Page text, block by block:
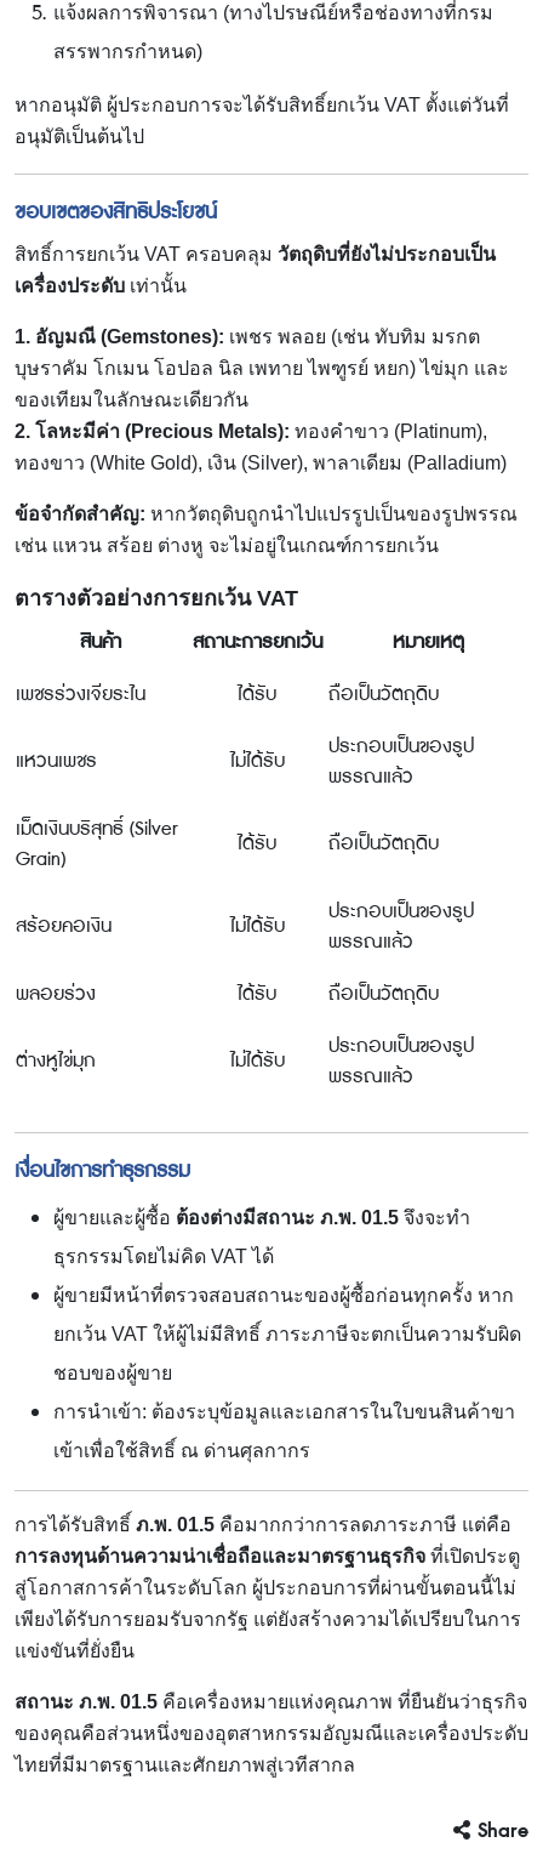
แจ้งผลการพิจารณา (ทางไปรษณีย์หรือช่องทางที่กรม
สรรพากรกำหนด)
หากอนุมัติ ผู้ประกอบการจะได้รับสิทธิ์ยกเว้น VAT ตั้งแต่วันที่
อนุมัติเป็นต้นไป
ขอบเขตของสิทธิประโยชน์
สิทธิ์การยกเว้น VAT ครอบคลุม วัตถุดิบที่ยังไม่ประกอบเป็น
เครื่องประดับ เท่านั้น
1. อัญมณี (Gemstones): เพชร พลอย (เช่น ทับทิม มรกต
บุษราคัม โกเมน โอปอล นิล เพทาย ไพฑูรย์ หยก) ไข่มุก และ
ของเทียมในลักษณะเดียวกัน
2. โลหะมีค่า (Precious Metals): ทองคำขาว (Platinum),
ทองขาว (White Gold), เงิน (Silver), พาลาเดียม (Palladium)
ข้อจำกัดสำคัญ: หากวัตถุดิบถูกนำไปแปรรูปเป็นของรูปพรรณ
เช่น แหวน สร้อย ต่างหู จะไม่อยู่ในเกณฑ์การยกเว้น
ตารางตัวอย่างการยกเว้น VAT
สินค้า สถานะการยกเว้น
หมายเหตุ
เพชรร่วงเจียระไน
ได้รับ ถือเป็นวัตถุดิบ
แหวนเพชร ไม่ได้รับ
ประกอบเป็นของรูป
พรรณแล้ว
เม็ดเงินบริสุทธิ์ (Silver
Grain)
ได้รับ ถือเป็นวัตถุดิบ
สร้อยคอเงิน ไม่ได้รับ
ประกอบเป็นของรูป
พรรณแล้ว
พลอยร่วง
ได้รับ ถือเป็นวัตถุดิบ
ต่างหูไข่มุก ไม่ได้รับ
ประกอบเป็นของรูป
พรรณแล้ว
เงื่อนไขการทำธุรกรรม
ผู้ขายและผู้ซื้อ ต้องต่างมีสถานะ ภ.พ. 01.5 จึงจะทำ
ธุรกรรมโดยไม่คิด VAT ได้
ผู้ขายมีหน้าที่ตรวจสอบสถานะของผู้ซื้อก่อนทุกครั้ง หาก
ยกเว้น VAT ให้ผู้ไม่มีสิทธิ์ ภาระภาษีจะตกเป็นความรับผิด
ชอบของผู้ขาย
การนำเข้า: ต้องระบุข้อมูลและเอกสารในใบขนสินค้าขา
เข้าเพื่อใช้สิทธิ์ ณ ด่านศุลกากร
การได้รับสิทธิ์ ภ.พ. 01.5 คือมากกว่าการลดภาระภาษี แต่คือ
การลงทุนด้านความน่าเชื่อถือและมาตรฐานธุรกิจ ที่เปิดประตู
สู่โอกาสการค้าในระดับโลก ผู้ประกอบการที่ผ่านขั้นตอนนี้ไม่
เพียงได้รับการยอมรับจากรัฐ แต่ยังสร้างความได้เปรียบในการ
แข่งขันที่ยั่งยืน
สถานะ ภ.พ. 01.5 คือเครื่องหมายแห่งคุณภาพ ที่ยืนยันว่าธุรกิจ
ของคุณคือส่วนหนึ่งของอุตสาหกรรมอัญมณีและเครื่องประดับ
ไทยที่มีมาตรฐานและศักยภาพสู่เวทีสากล
Share